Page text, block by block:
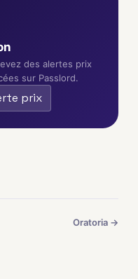
des alertes prix
sur Passlord.
prix
Oratoria →